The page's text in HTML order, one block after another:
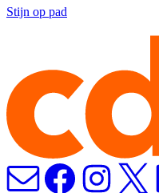
Stijn op pad